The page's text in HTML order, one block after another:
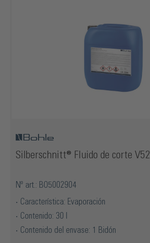
Silberschnitt® Fluido de corte V52
Nº art.: BO5002904
Característica: Evaporación
Contenido: 30 l
Contenido del envase: 1 Bidón